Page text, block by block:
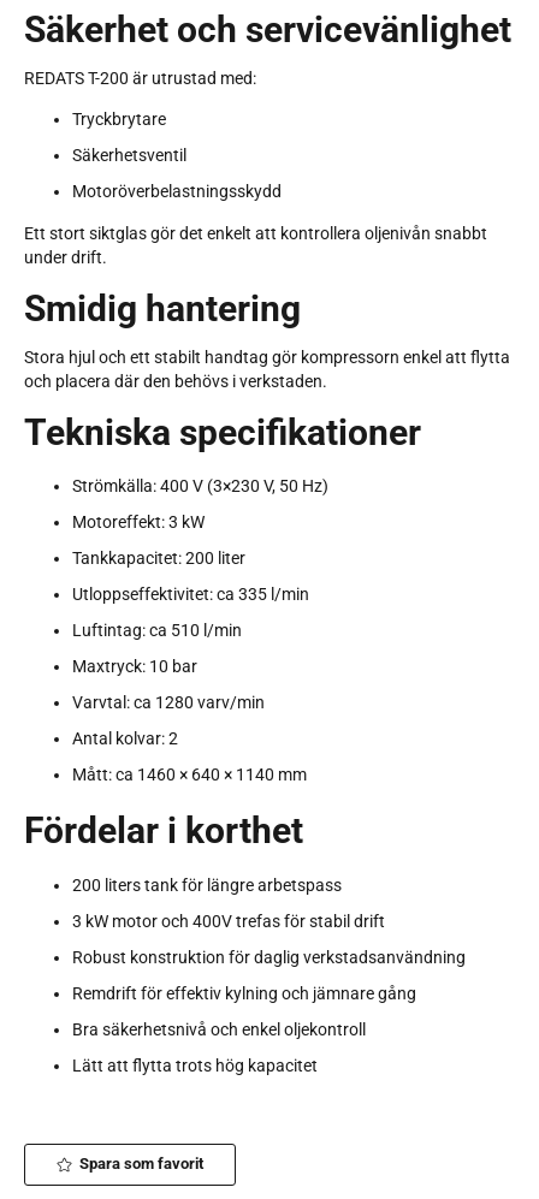
Säkerhet och servicevänlighet
REDATS T-200 är utrustad med:
Tryckbrytare
Säkerhetsventil
Motoröverbelastningsskydd
Ett stort siktglas gör det enkelt att kontrollera oljenivån snabbt
under drift.
Smidig hantering
Stora hjul och ett stabilt handtag gör kompressorn enkel att flytta
och placera där den behövs i verkstaden.
Tekniska specifikationer
Strömkälla: 400 V (3×230 V, 50 Hz)
Motoreffekt: 3 kW
Tankkapacitet: 200 liter
Utloppseffektivitet: ca 335 l/min
Luftintag: ca 510 l/min
Maxtryck: 10 bar
Varvtal: ca 1280 varv/min
Antal kolvar: 2
Mått: ca 1460 × 640 × 1140 mm
Fördelar i korthet
200 liters tank för längre arbetspass
3 kW motor och 400V trefas för stabil drift
Robust konstruktion för daglig verkstadsanvändning
Remdrift för effektiv kylning och jämnare gång
Bra säkerhetsnivå och enkel oljekontroll
Lätt att flytta trots hög kapacitet
Spara som favorit